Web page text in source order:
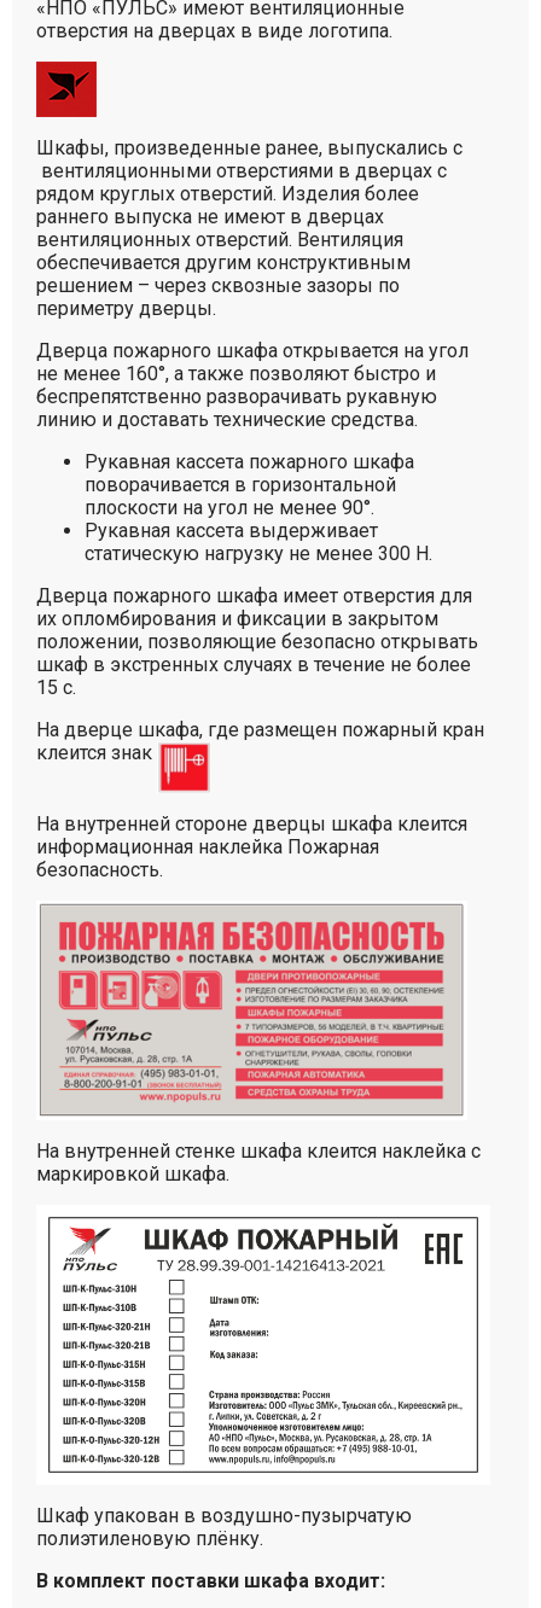
«НПО «ПУЛЬС» имеют вентиляционные
отверстия на дверцах в виде логотипа.
Шкафы, произведенные ранее, выпускались с
вентиляционными отверстиями в дверцах с
рядом круглых отверстий. Изделия более
раннего выпуска не имеют в дверцах
вентиляционных отверстий. Вентиляция
обеспечивается другим конструктивным
решением – через сквозные зазоры по
периметру дверцы.
Дверца пожарного шкафа открывается на угол
не менее 160°, а также позволяют быстро и
беспрепятственно разворачивать рукавную
линию и доставать технические средства.
Рукавная кассета пожарного шкафа
поворачивается в горизонтальной
плоскости на угол не менее 90°.
Рукавная кассета выдерживает
статическую нагрузку не менее 300 Н.
Дверца пожарного шкафа имеет отверстия для
их опломбирования и фиксации в закрытом
положении, позволяющие безопасно открывать
шкаф в экстренных случаях в течение не более
15 с.
На дверце шкафа, где размещен пожарный кран
клеится знак
На внутренней стороне дверцы шкафа клеится
информационная наклейка Пожарная
безопасность.
На внутренней стенке шкафа клеится наклейка с
маркировкой шкафа.
Шкаф упакован в воздушно-пузырчатую
полиэтиленовую плёнку.
В комплект поставки шкафа входит: